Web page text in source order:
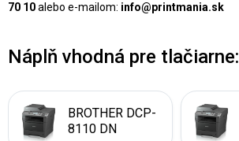
70 10alebo e-mailom: info@printmania.sk
Náplň vhodná pre tlačiarne:
BROTHER DCP-
8110 DN